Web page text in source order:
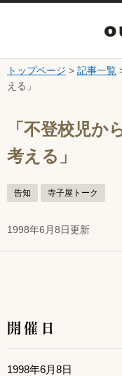
本文へ
ニ
ュ
ー
を
開
く
トップページ > 記事一覧
える」
「不登校児か
考える」
告知 寺子屋トーク
1998年6月8日更新
開催日
1998年6月8日